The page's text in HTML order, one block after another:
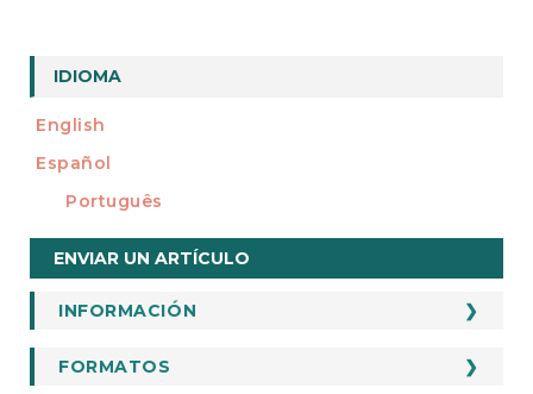
IDIOMA
English
Español
Português
Enviar
un
artículo
ENVIAR UN ARTÍCULO
INFORMACION
INFORMACIÓN
FORMATOS
FORMATOS